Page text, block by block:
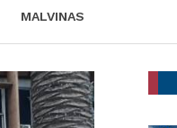
MALVINAS